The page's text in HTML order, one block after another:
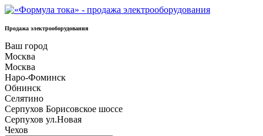
Продажа электрооборудования
Ваш город
Москва
Москва
Наро-Фоминск
Обнинск
Селятино
Серпухов Борисовское шоссе
Серпухов ул.Новая
Чехов